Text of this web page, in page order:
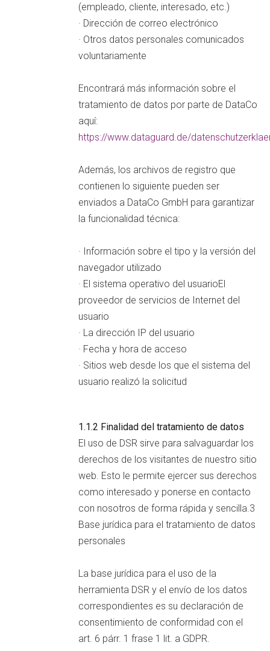
(empleado, cliente, interesado, etc.)
· Dirección de correo electrónico
· Otros datos personales comunicados
voluntariamente
Encontrará más información sobre el
tratamiento de datos por parte de DataCo
aquí:
https://www.dataguard.de/
Además, los archivos de registro que
contienen lo siguiente pueden ser
enviados a DataCo GmbH para garantizar
la funcionalidad técnica:
· Información sobre el tipo y la versión del
navegador utilizado
· El sistema operativo del usuarioEl
proveedor de servicios de Internet del
usuario
· La dirección IP del usuario
· Fecha y hora de acceso
· Sitios web desde los que el sistema del
usuario realizó la solicitud
1.1.2 Finalidad del tratamiento de datos
El uso de DSR sirve para salvaguardar los
derechos de los visitantes de nuestro sitio
web. Esto le permite ejercer sus derechos
como interesado y ponerse en contacto
con nosotros de forma rápida y sencilla.3
Base jurídica para el tratamiento de datos
personales
La base jurídica para el uso de la
herramienta DSR y el envío de los datos
correspondientes es su declaración de
consentimiento de conformidad con el
art. 6 párr. 1 frase 1 lit. a GDPR.